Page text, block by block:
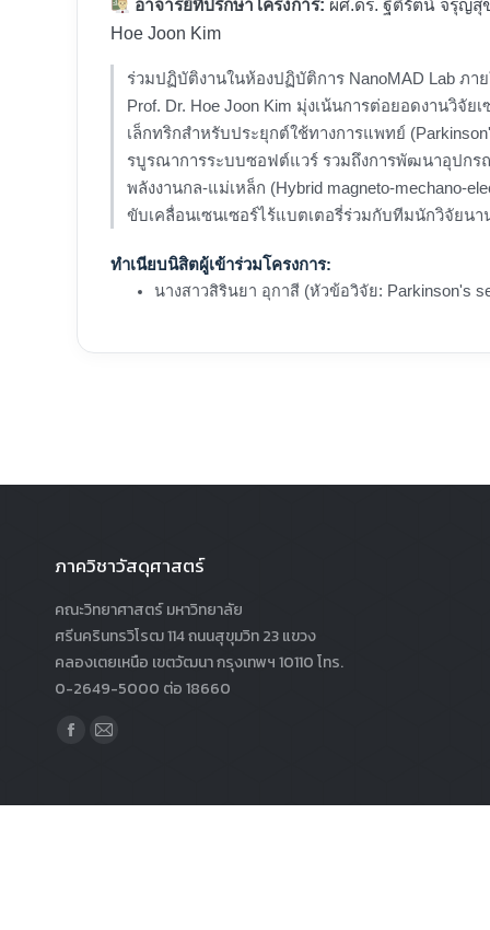
อาจารย์ที่ปรึกษาโครงการ: ผศ.ดร. ฐิติรัตน์ จรุญสุ
Hoe Joon Kim
ร่วมปฏิบัติงานในห้องปฏิบัติการ NanoMAD Lab ภา
Prof. Dr. Hoe Joon Kim มุ่งเน้นการต่อยอดงานวิจัย
เล็กทริกสำหรับประยุกต์ใช้ทางการแพทย์
รบูรณาการระบบซอฟต์แวร์ รวมถึงการพัฒนาอุปก
พลังงานกล-แม่เหล็ก (Hybrid magneto-mechano-
ขับเคลื่อนเซนเซอร์ไร้แบตเตอรี่ร่วมกับทีมนักวิจัยนา
ทำเนียบนิสิตผู้เข้าร่วมโครงการ:
นางสาวสิรินยา อุกาสี (หัวข้อวิจัย: Parkinson's
ภาควิชาวัสดุศาสตร์
คณะวิทยาศาสตร์ มหาวิทยาลัย
ศรีนครินทรวิโรฒ 114 ถนนสุขุมวิท 23 แขวง
คลองเตยเหนือ เขตวัฒนา กรุงเทพฯ 10110 โทร.
0-2649-5000 ต่อ 18660
Find us on:
Facebook
Mail